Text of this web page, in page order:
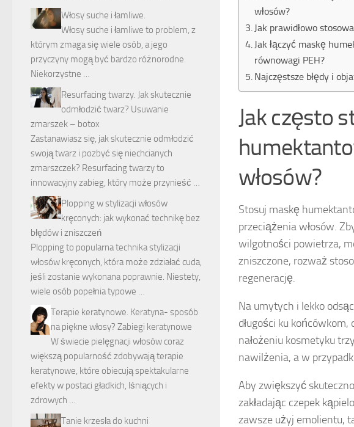
włosów?
Jak prawidłowo
Jak łączyć maskę
równowagi PEH?
Najczęstsze błędy i
Jak często
włosów?
Stosuj maskę
przeciążenia włosów.
wilgotności powietrza,
zniszczone, rozważ
regenerację.
Na umytych i lekko
długości ku
nałożeniu kosmetyku
nawilżenia, a w
Aby zwiększyć
zakładając czepek
zawsze użyj emolientu,
Włosy suche i łamliwe.
Włosy suche i łamliwe to problem, z
którym zmaga się wiele osób, a jego
przyczyny mogą być bardzo różnorodne.
Niekorzystne …
Resurfacing twarzy. Jak skutecznie
odmłodzić twarz? Usuwanie
zmarszek – botox
Zastanawiasz się, jak skutecznie odmłodzić
swoją twarz i pozbyć się niechcianych
zmarszczek? Resurfacing twarzy to
innowacyjny zabieg, który może przynieść …
Plopping w stylizacji włosów
kręconych: jak wykonać technikę bez
błędów i zniszczeń
Plopping to popularna technika stylizacji
włosów kręconych, która może zdziałać cuda,
jeśli zostanie wykonana poprawnie. Niestety,
wiele osób popełnia typowe …
Terapie keratynowe. Keratyna- sposób
na piękne włosy? Zabiegi keratynowe
W świecie pielęgnacji włosów coraz
większą popularność zdobywają terapie
keratynowe, które obiecują spektakularne
efekty w postaci gładkich, lśniących i
zdrowych …
Tanie krzesła do kuchni